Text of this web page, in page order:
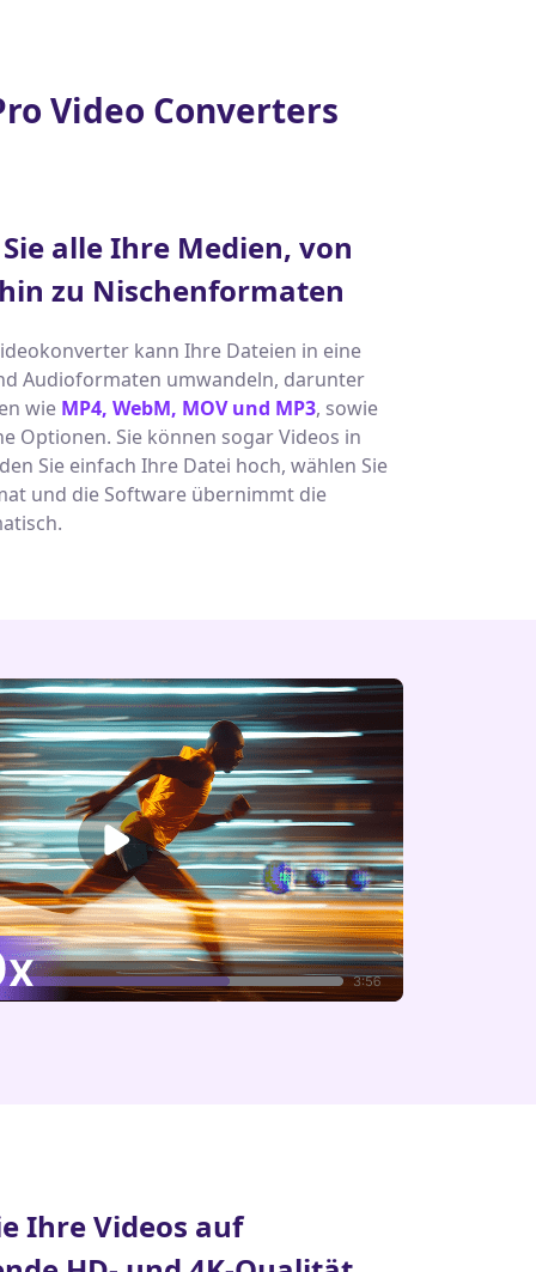
Video Converters
alle Ihre Medien, von
zu Nischenformaten
kann Ihre Dateien in eine
Audioformaten umwandeln, darunter
wie MP4, WebM, MOV und MP3, sowie
Optionen. Sie können sogar Videos in
Sie einfach Ihre Datei hoch, wählen Sie
und die Software übernimmt die
Ihre Videos auf